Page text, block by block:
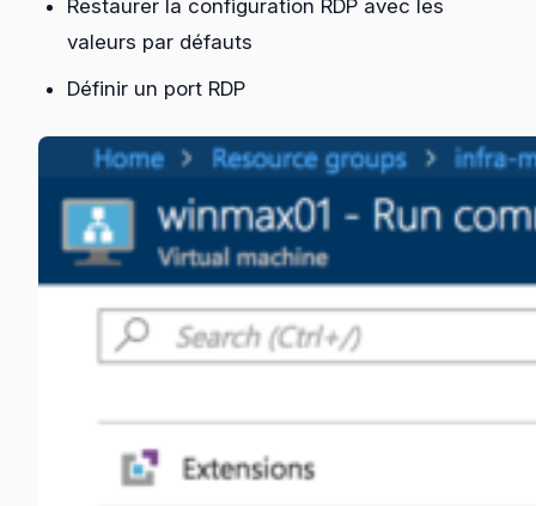
Restaurer la configuration RDP avec les
valeurs par défauts
Définir un port RDP